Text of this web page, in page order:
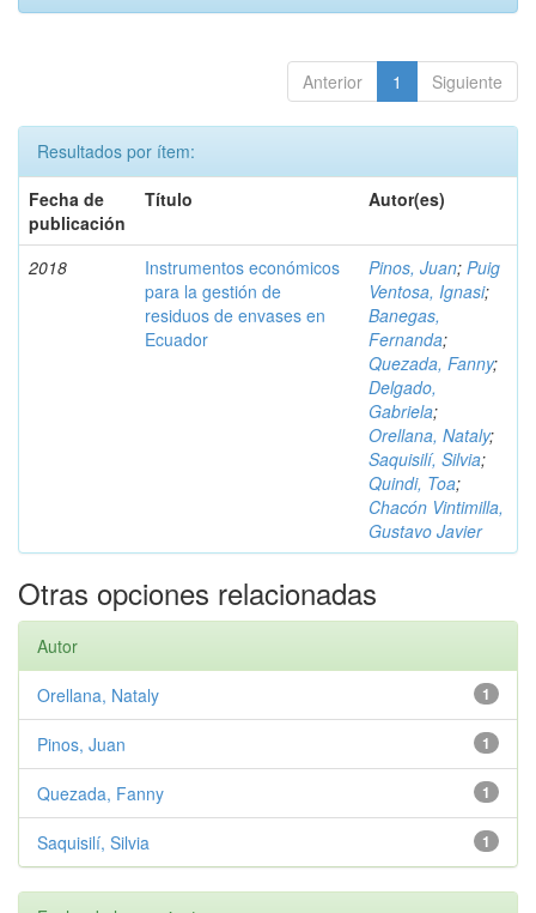
Anterior 1 Siguiente
Resultados por ítem:
Fecha de
publicación
Título Autor(es)
2018
Instrumentos económicos
para la gestión de
residuos de envases en
Ecuador
Pinos, Juan; Puig
Ventosa, Ignasi;
Banegas,
Fernanda;
Quezada, Fanny;
Delgado,
Gabriela;
Orellana, Nataly;
Saquisilí, Silvia;
Quindi, Toa;
Chacón Vintimilla,
Gustavo Javier
Otras opciones relacionadas
Autor
1
Orellana, Nataly
1
Pinos, Juan
1
Quezada, Fanny
1
Saquisilí, Silvia